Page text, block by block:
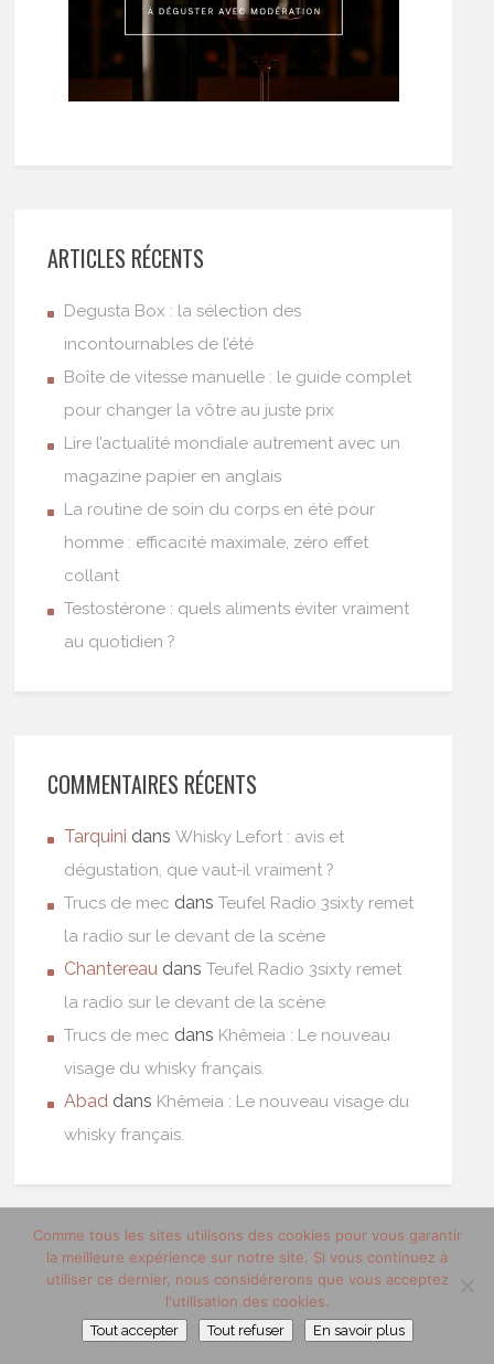
ARTICLES RÉCENTS
Degusta Box : la sélection des
incontournables de l’été
Boîte de vitesse manuelle : le guide complet
pour changer la vôtre au juste prix
Lire l’actualité mondiale autrement avec un
magazine papier en anglais
La routine de soin du corps en été pour
homme : efficacité maximale, zéro effet
collant
Testostérone : quels aliments éviter vraiment
au quotidien ?
COMMENTAIRES RÉCENTS
Tarquini dansWhisky Lefort : avis et
dégustation, que vaut-il vraiment ?
Trucs de mec dansTeufel Radio 3sixty remet
la radio sur le devant de la scène
Chantereau dansTeufel Radio 3sixty remet
la radio sur le devant de la scène
Trucs de mec dans Khêmeia : Le nouveau
visage du whisky français.
Abad dans Khêmeia : Le nouveau visage du
whisky français.
Comme tous les sites utilisons des cookies pour vous garantir
la meilleure expérience sur notre site. Si vous continuez à
utiliser ce dernier, nous considérerons que vous acceptez
l'utilisation des cookies.
Tout accepter Tout refuser En savoir plus